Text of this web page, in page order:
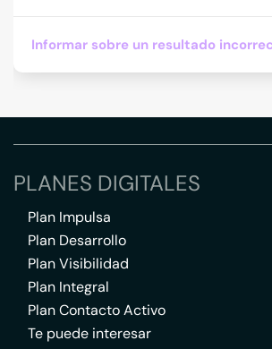
Informar sobre un resultado
PLANES DIGITALES
Plan Impulsa
Plan Desarrollo
Plan Visibilidad
Plan Integral
Plan Contacto Activo
Te puede interesar